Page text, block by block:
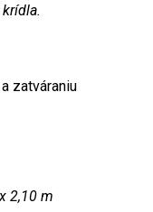
zatváraniu
2,10 m